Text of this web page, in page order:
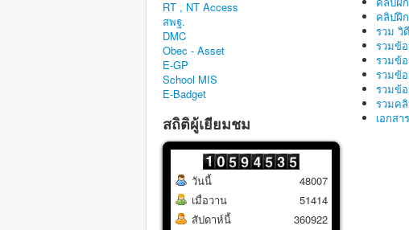
RT , NT Access
สพฐ.
DMC
Obec - Asset
E-GP
School MIS
E-Badget
สถิติผู้เยียมชม
วันนี้
เมื่อวาน
สัปดาห์นี้
48007
51414
360922
คลิปฝึ
รวม วิ
รวมข้
รวมข้
รวมข้
รวมข้
รวมค
เอกส